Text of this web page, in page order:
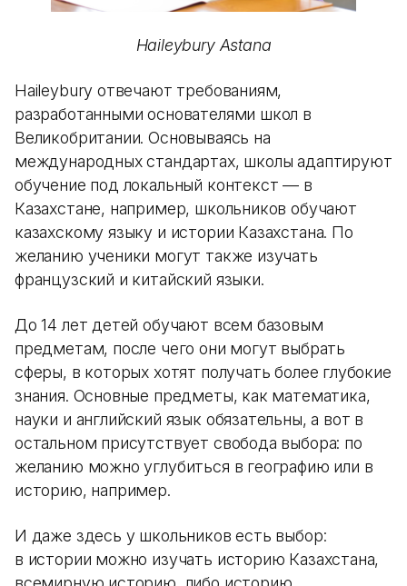
Haileybury Astana
Haileybury отвечают требованиям,
разработанными основателями школ в
Великобритании. Основываясь на
международных стандартах, школы адаптируют
обучение под локальный контекст — в
Казахстане, например, школьников обучают
казахскому языку и истории Казахстана. По
желанию ученики могут также изучать
французский и китайский языки.
До 14 лет детей обучают всем базовым
предметам, после чего они могут выбрать
сферы, в которых хотят получать более глубокие
знания. Основные предметы, как математика,
науки и английский язык обязательны, а вот в
остальном присутствует свобода выбора: по
желанию можно углубиться в географию или в
историю, например.
И даже здесь у школьников есть выбор:
в истории можно изучать историю Казахстана,